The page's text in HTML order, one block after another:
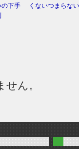
の下手
くないつまらな
ん。